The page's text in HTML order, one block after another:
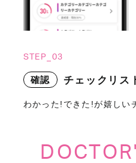
STEP_03
確認 チェックリス
わかった!できた!が嬉しい